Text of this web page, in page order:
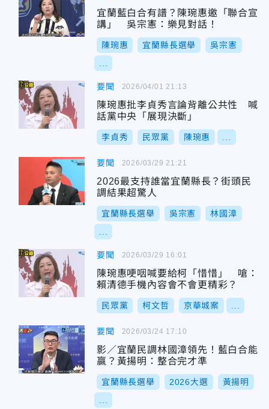
宜蘭藍白合有譜？陳琬惠邀「聯合宣
講」 吳宗憲：樂見對話！
陳琬惠 宜蘭縣長選舉 吳宗憲
要聞
陳琬惠批李貞秀言論背離公共性 喊
話黨中央「展現決斷」
李貞秀 民眾黨 陳琬惠
2026/04/01 21:13
要聞
2026最支持誰當宜蘭縣長？街頭民
調結果超驚人
宜蘭縣長選舉 吳宗憲 林國漳
2026/03/29 21:21
要聞
陳琬惠哽咽喊要給柯「惜惜」 嗆：
賴清德手機內容會不會更精彩？
民眾黨 柯文哲 京華城案
2026/03/29 16:01
要聞
影／宜蘭民調林國漳領先！藍白合能
贏？黃揚明：整合完才準
宜蘭縣長選舉 2026大選 黃揚明
2026/03/24 17:10